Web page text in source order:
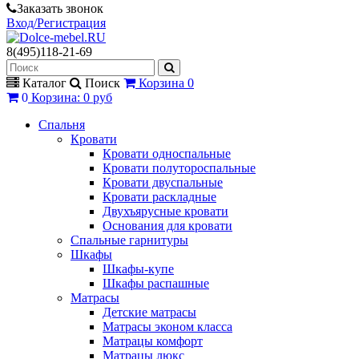
Заказать звонок
Вход/Регистрация
8(495)118-21-69
Каталог Поиск Корзина 0
0 Корзина: 0 руб
Спальня
Кровати
Кровати односпальные
Кровати полутороспальные
Кровати двуспальные
Кровати раскладные
Двухъярусные кровати
Основания для кровати
Спальные гарнитуры
Шкафы
Шкафы-купе
Шкафы распашные
Матрасы
Детские матрасы
Матрасы эконом класса
Матрацы комфорт
Матрацы люкс